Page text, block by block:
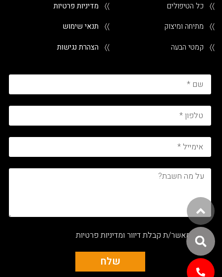
〉〉 כל הטיפולים
〉〉 מתיחה ומיצוק
〉〉 קמטי הבעה
〉〉מדיניות פרטיות
〉〉 תנאי שימוש
〉〉 הצהרת נגישות
אני מאשר/ת קבלת דיוור ומדיניות פרטיות
שלח